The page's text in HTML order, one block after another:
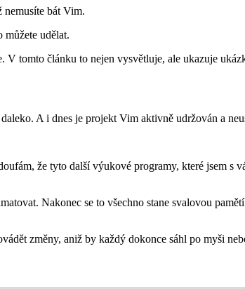
nemusíte bát Vim.
udělat.
tomto článku to nejen vysvětluje, ale ukazuje
A i dnes je projekt Vim aktivně udržován a
že tyto další výukové programy, které jsem s
Nakonec se to všechno stane svalovou
změny, aniž by každý dokonce sáhl po myši